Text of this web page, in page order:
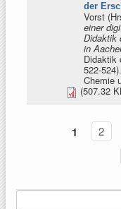
der
Vorst
einer
Didaktik
in
Didaktik
522-
Chemie
(507.32
Seiten
1 2